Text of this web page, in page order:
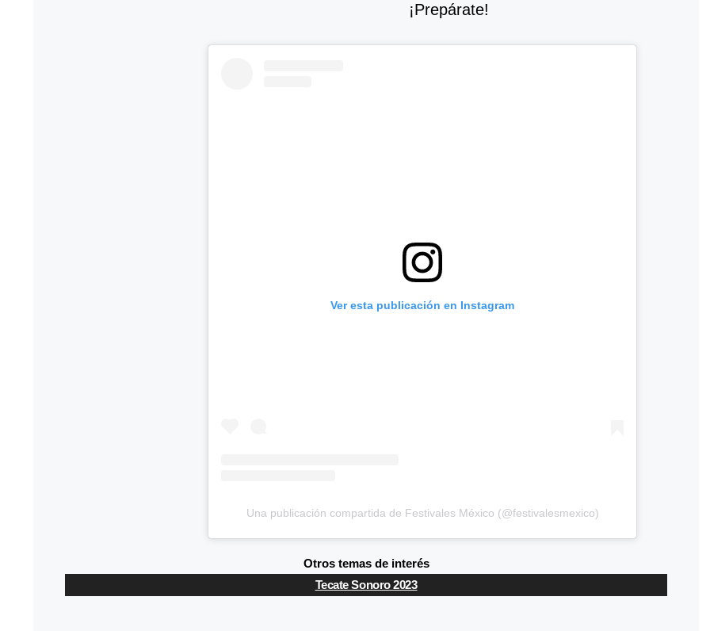
¡Prepárate!
Ver esta publicación en Instagram
Una publicación compartida de Festivales México (@festivalesmexico)
Otros temas de interés
Tecate Sonoro 2023